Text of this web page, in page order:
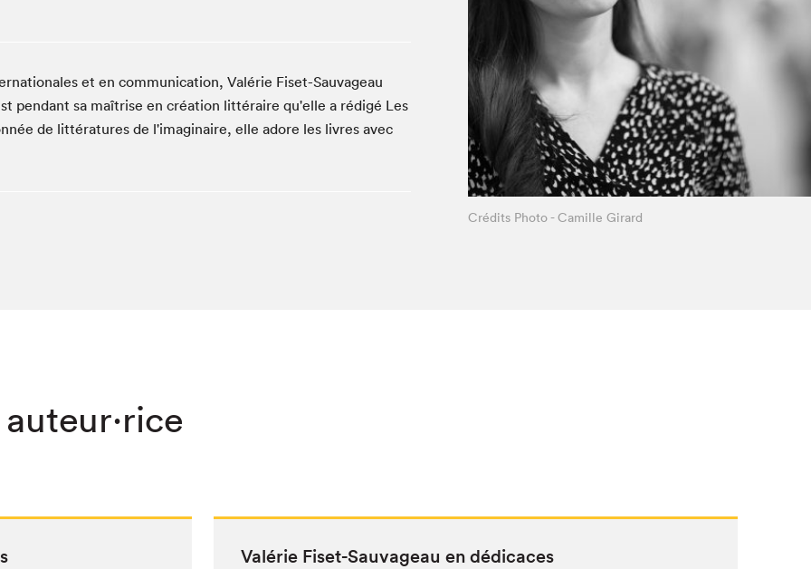
Le Salon dans ta classe
La Maison des libraires
Liseur Public
Le Salon dans la ville, espace
organisateur⋅rice
> SLM Pro
et en communication, Valérie Fiset-Sauvageau
pendant sa maîtrise en création littéraire qu'elle a rédigé Les
de littératures de l'imaginaire, elle adore les livres avec
Crédits Photo - Camille Girard
Valérie Fiset-Sauvageau en dédicaces